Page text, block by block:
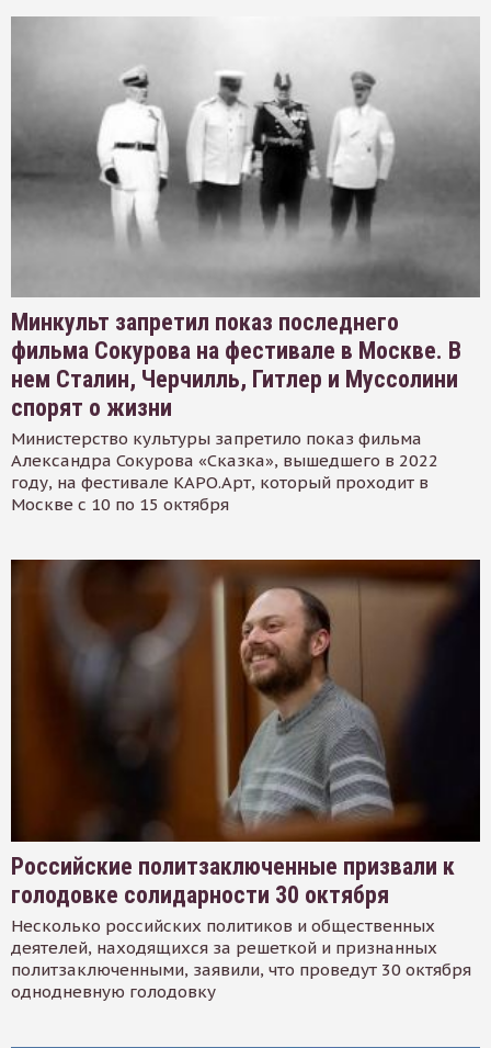
Минкульт запретил показ последнего
фильма Сокурова на фестивале в Москве. В
нем Сталин, Черчилль, Гитлер и Муссолини
спорят о жизни
Министерство культуры запретило показ фильма
Александра Сокурова «Сказка», вышедшего в 2022
году, на фестивале КАРО.Арт, который проходит в
Москве с 10 по 15 октября
Российские политзаключенные призвали к
голодовке солидарности 30 октября
Несколько российских политиков и общественных
деятелей, находящихся за решеткой и признанных
политзаключенными, заявили, что проведут 30 октября
однодневную голодовку